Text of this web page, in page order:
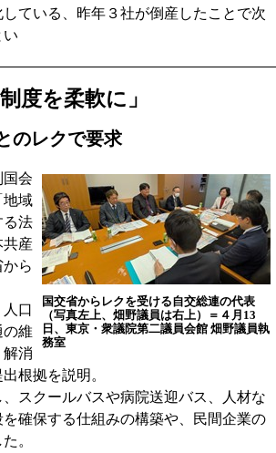
ている、昨年３社が倒産したことで次
い
度を柔軟に」
のレクで要求
国交省からレクを受ける自交総連の代表
（写真左上、畑野議員は右上）＝４月13
日、東京・衆議院第二議員会館 畑野議員執
務室
会
地域
る法
共産
ら
口
維
消
根拠を説明。
スクールバスや病院送迎バス、人材な
確保する仕組みの構築や、民間企業の
。